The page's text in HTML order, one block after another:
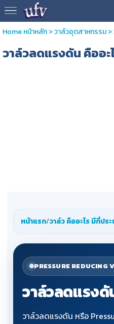
Home หน้าหลัก>วาล์วอุตสาหกรรม>
วาล์วลดแรงดัน คืออะ
หน้าแรก/วาล์ว คืออะไร มีกี่ปร
PRESSURE REDUCING
วาล์วลดแรงดั
วาล์วลดแรงดัน หรือ